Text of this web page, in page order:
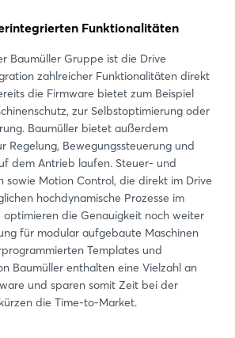
Funktionalitäten
Baumüller Gruppe ist die Drive
zahlreicher Funktionalitäten direkt
die Firmware bietet zum Beispiel
zur Selbstoptimierung oder
Baumüller bietet außerdem
Regelung, Bewegungssteuerung und
dem Antrieb laufen. Steuer- und
sowie Motion Control, die direkt im Drive
hochdynamische Prozesse im
optimieren die Genauigkeit noch weiter
für modular aufgebaute Maschinen
Templates und
Baumüller enthalten eine Vielzahl an
und sparen somit Zeit bei der
die Time-to-Market.